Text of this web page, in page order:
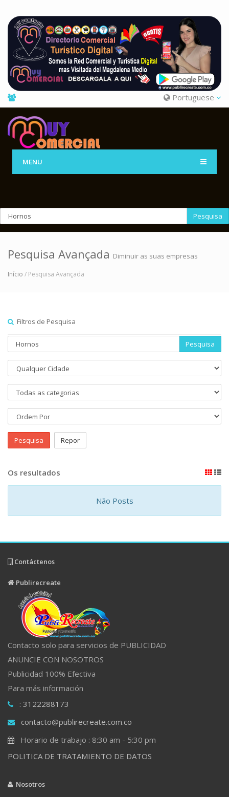
Portuguese
MENU
Pesquisa
Pesquisa Avançada Diminuir as suas empresas
Início / Pesquisa Avançada
Filtros de Pesquisa
Pesquisa
Pesquisa Repor
Os resultados
Não Posts
Contáctenos
Publirecreate
Contacto solo para servicios de PUBLICIDAD
ANUNCIE CON NOSOTROS
Publicidad 100% Efectiva
Para más información
: 3122288173
contacto@publirecreate.com.co
Horario de trabajo : 8:30 am - 5:30 pm
POLITICA DE TRATAMIENTO DE DATOS
Nosotros